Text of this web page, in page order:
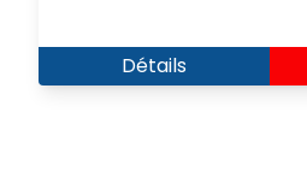
Détails